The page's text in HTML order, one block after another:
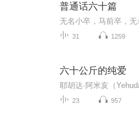
普通话六十篇
31 1259
六十公斤的纯爱
23 957